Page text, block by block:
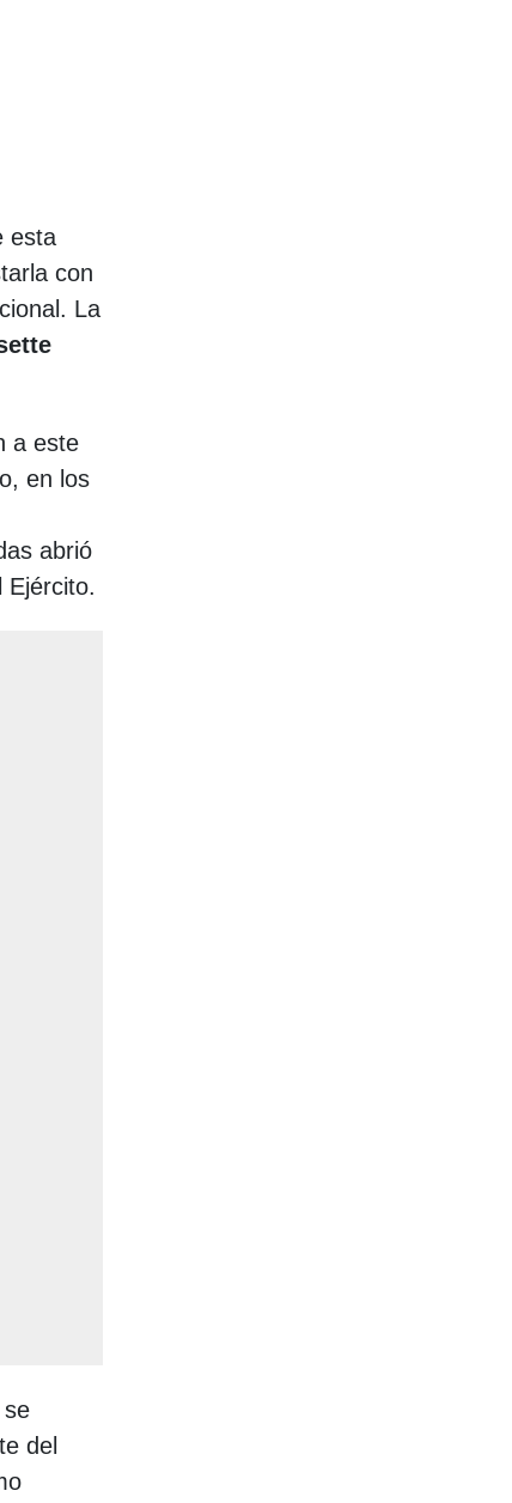
esta
con
La
a este
en los
abrió
Ejército.
del